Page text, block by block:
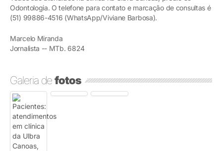
Odontologia. O telefone para contato e marcação de consultas é
(51) 99886-4516 (WhatsApp/Viviane Barbosa).
Marcelo Miranda
Jornalista -- MTb. 6824
Galeria defotos